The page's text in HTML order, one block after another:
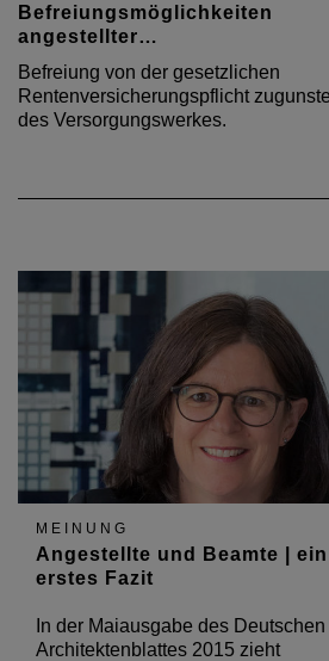
Befreiungsmöglichkeiten
angestellter…
Befreiung von der gesetzlichen
Rentenversicherungspflicht
des Versorgungswerkes.
MEINUNG
Angestellte und Beamte | ein
erstes Fazit
In der Maiausgabe des Deutschen
Architektenblattes 2015 zieht